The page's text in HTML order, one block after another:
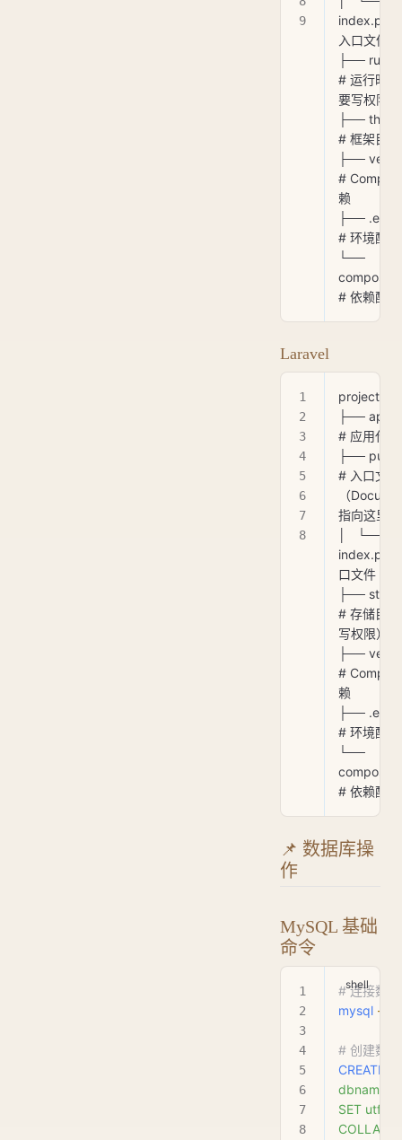
index.php
入口文件
├──
# 运行时
要写权限）
├──
# 框架目录
├──
#
赖
├── .env
# 环境配置
└──
# 依赖配置
Laravel
project/
├── app/
# 应用代码
├──
# 入口文件
（
指向这里）
│   └──
index.php
口文件
├──
# 存储目
写权限）
├──
#
赖
├── .env
# 环境配置
└──
# 依赖配置
📌 数据库操
作
MySQL 基础
命令
# 连接数
mysql -u
# 创建数
CREATE
dbname
SET
COLLATE